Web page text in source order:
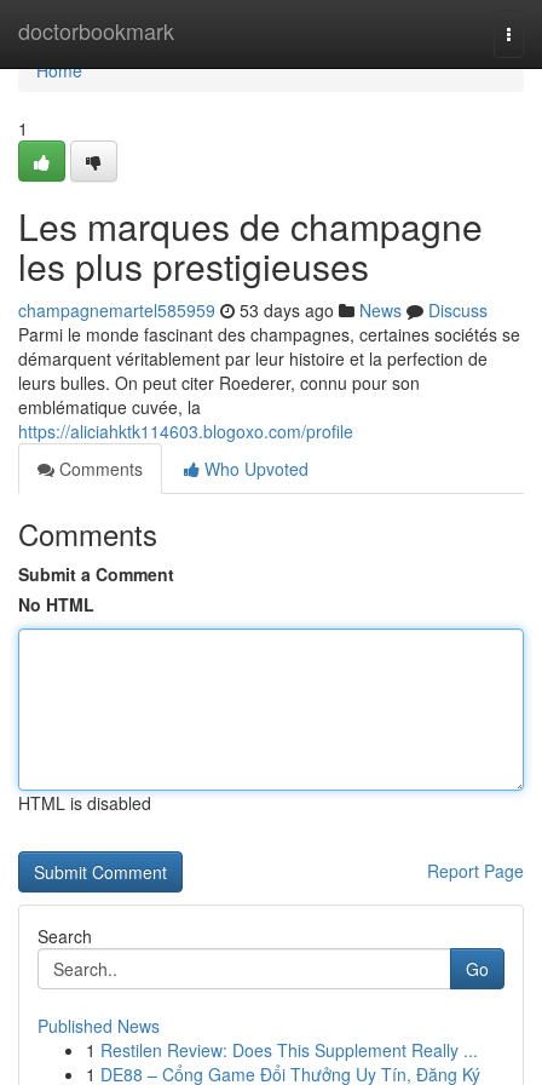
doctorbookmark
Home
Home
1
Les marques de champagne
les plus prestigieuses
champagnemartel585959 53 days ago News
Discuss
Parmi le monde fascinant des champagnes, certaines sociétés se
démarquent véritablement par leur histoire et la perfection de
leurs bulles. On peut citer Roederer, connu pour son
emblématique cuvée, la
https://aliciahktk114603.blogoxo.com/profile
Comments
Who Upvoted
Comments
Submit a Comment
No HTML
HTML is disabled
Report Page
Search
Go
Published News
1 Restilen Review: Does This Supplement Really ...
1 DE88 – Cổng Game Đổi Thưởng Uy Tín, Đăng Ký